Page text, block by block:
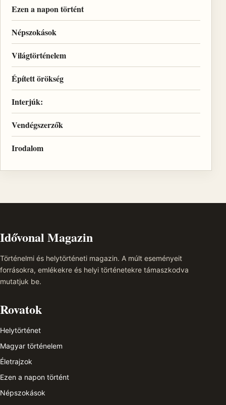
Ezen a napon történt
Népszokások
Világtörténelem
Épített örökség
Interjúk:
Vendégszerzők
Irodalom
Idővonal Magazin
Történelmi és helytörténeti magazin. A múlt eseményeit
forrásokra, emlékekre és helyi történetekre támaszkodva
mutatjuk be.
Rovatok
Helytörténet
Magyar történelem
Életrajzok
Ezen a napon történt
Népszokások